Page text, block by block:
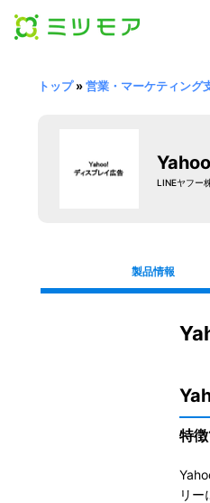
トップ»営業・マーケティング
LINEヤフー
製品情報
特
リー